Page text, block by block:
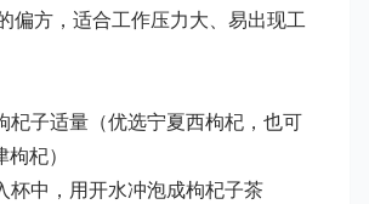
偏方，适合工作压力大、易出现工
杞子适量（优选宁夏西枸杞，也可
杞）
杯中，用开水冲泡成枸杞子茶